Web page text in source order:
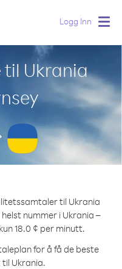
Logg Inn
til Ukrania
til Ukrania
nummer i Ukrania –
18.0 ¢ per minutt.
for å få de beste
Ukrania.